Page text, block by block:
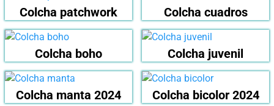
Colcha patchwork Colcha cuadros
Colcha boho Colcha juvenil
Colcha manta 2024 Colcha bicolor 2024